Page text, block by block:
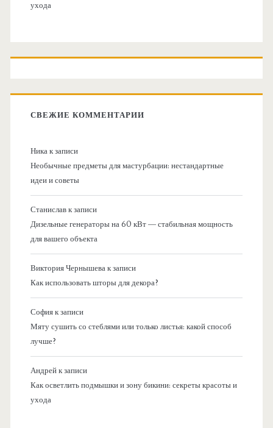
ухода
СВЕЖИЕ КОММЕНТАРИИ
Никак записи
Необычные предметы для мастурбации: нестандартные
идеи и советы
Станиславк записи
Дизельные генераторы на 60 кВт — стабильная мощность
для вашего объекта
Виктория Чернышевак записи
Как использовать шторы для декора?
Софияк записи
Мяту сушить со стеблями или только листья: какой способ
лучше?
Андрейк записи
Как осветлить подмышки и зону бикини: секреты красоты и
ухода